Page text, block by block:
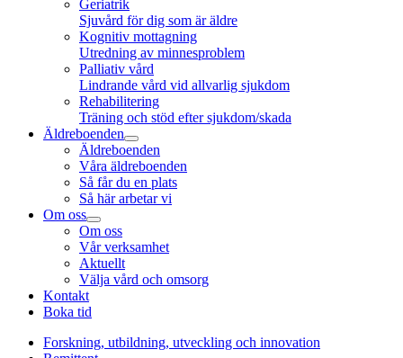
Geriatrik
Sjuvård för dig som är äldre
Kognitiv mottagning
Utredning av minnesproblem
Palliativ vård
Lindrande vård vid allvarlig sjukdom
Rehabilitering
Träning och stöd efter sjukdom/skada
Äldreboenden
Äldreboenden
Våra äldreboenden
Så får du en plats
Så här arbetar vi
Om oss
Om oss
Vår verksamhet
Aktuellt
Välja vård och omsorg
Kontakt
Boka tid
Forskning, utbildning, utveckling och innovation